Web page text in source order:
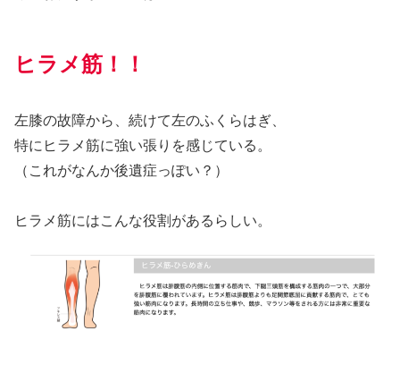
ヒラメ筋！！
左膝の故障から、続けて左のふくらはぎ、
特にヒラメ筋に強い張りを感じている。
（これがなんか後遺症っぽい？）
ヒラメ筋にはこんな役割があるらしい。